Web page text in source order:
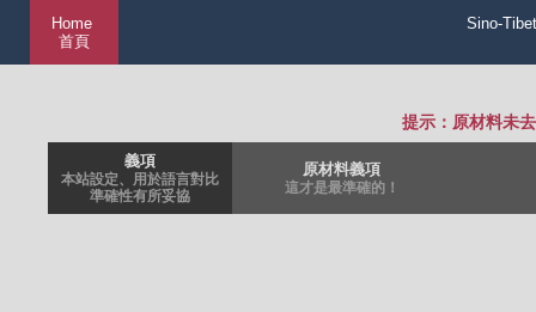
Home
首頁
Sino-
提示：原材料未
義項
本站設定、用於語言對比
準確性有所妥協
原材料義項
這才是最準確的！